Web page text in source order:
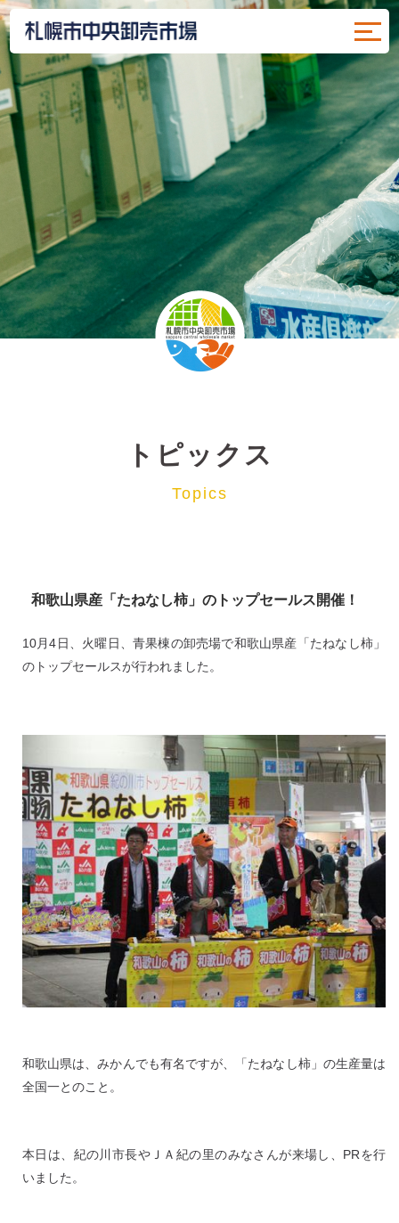
トピックス
Topics
和歌山県産「たねなし柿」のトップセールス開催！
10月4日、火曜日、青果棟の卸売場で和歌山県産「たねなし柿」
のトップセールスが行われました。
和歌山県は、みかんでも有名ですが、「たねなし柿」の生産量は
全国一とのこと。
本日は、紀の川市長やＪＡ紀の里のみなさんが来場し、PRを行
いました。